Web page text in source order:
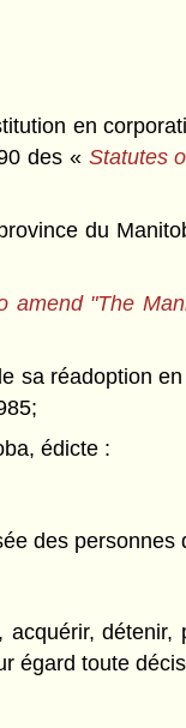
en
des « Statutes
du
amend "The
sa réadoption
édicte :
des personnes
détenir,
égard toute